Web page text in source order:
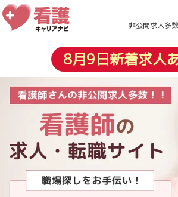
非公開求人多
8月9日新着求人